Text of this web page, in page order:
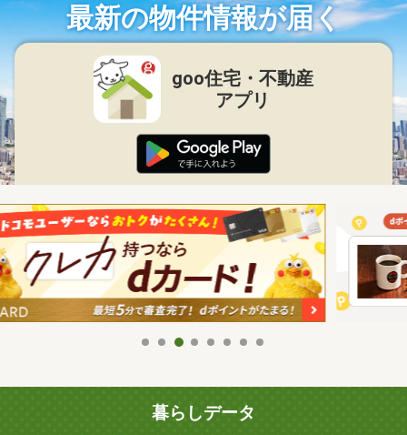
最新の物件情報が届く
goo住宅・不動産
アプリ
暮らしデータ